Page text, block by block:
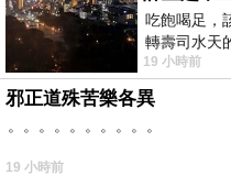
吃飽喝足，
轉壽司水
19 小時前
邪正道殊苦樂各異
。。。。。。。。。。
19 小時前